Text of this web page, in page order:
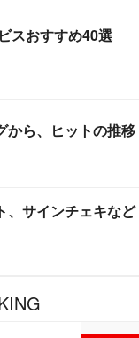
スおすすめ40選
から、ヒットの推移
、サインチェキなど